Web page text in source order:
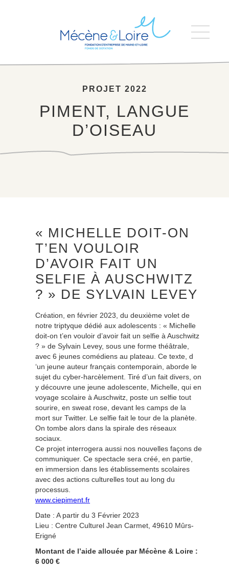
PROJET 2022
PIMENT, LANGUE
D’OISEAU
« MICHELLE DOIT-ON
T’EN VOULOIR
D’AVOIR FAIT UN
SELFIE À AUSCHWITZ
? » DE SYLVAIN LEVEY
Création, en février 2023, du deuxième volet de
notre triptyque dédié aux adolescents : « Michelle
doit-on t’en vouloir d’avoir fait un selfie à Auschwitz
? » de Sylvain Levey, sous une forme théâtrale,
avec 6 jeunes comédiens au plateau. Ce texte, d
‘un jeune auteur français contemporain, aborde le
sujet du cyber-harcèlement. Tiré d’un fait divers, on
y découvre une jeune adolescente, Michelle, qui en
voyage scolaire à Auschwitz, poste un selfie tout
sourire, en sweat rose, devant les camps de la
mort sur Twitter. Le selfie fait le tour de la planète.
On tombe alors dans la spirale des réseaux
sociaux.
Ce projet interrogera aussi nos nouvelles façons de
communiquer. Ce spectacle sera créé, en partie,
en immersion dans les établissements scolaires
avec des actions culturelles tout au long du
processus.
www.ciepiment.fr
Date : A partir du 3 Février 2023
Lieu : Centre Culturel Jean Carmet, 49610 Mûrs-
Erigné
Montant de l’aide allouée par Mécène & Loire :
6 000 €